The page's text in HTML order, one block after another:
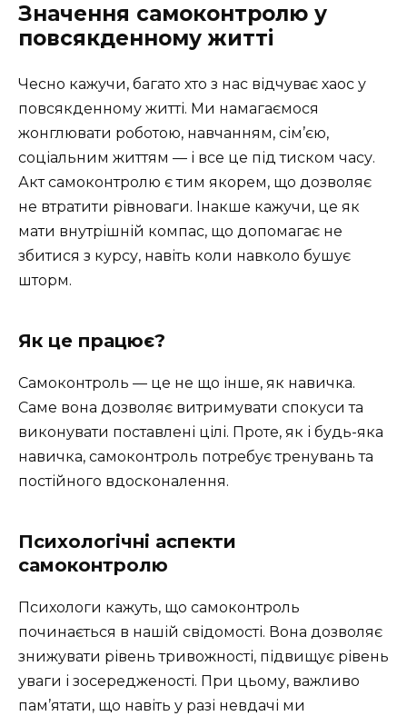
Значення самоконтролю у
повсякденному житті
Чесно кажучи, багато хто з нас відчуває хаос у
повсякденному житті. Ми намагаємося
жонглювати роботою, навчанням, сім’єю,
соціальним життям — і все це під тиском часу.
Акт самоконтролю є тим якорем, що дозволяє
не втратити рівноваги. Інакше кажучи, це як
мати внутрішній компас, що допомагає не
збитися з курсу, навіть коли навколо бушує
шторм.
Як це працює?
Самоконтроль — це не що інше, як навичка.
Саме вона дозволяє витримувати спокуси та
виконувати поставлені цілі. Проте, як і будь-яка
навичка, самоконтроль потребує тренувань та
постійного вдосконалення.
Психологічні аспекти
самоконтролю
Психологи кажуть, що самоконтроль
починається в нашій свідомості. Вона дозволяє
знижувати рівень тривожності, підвищує рівень
уваги і зосередженості. При цьому, важливо
пам’ятати, що навіть у разі невдачі ми